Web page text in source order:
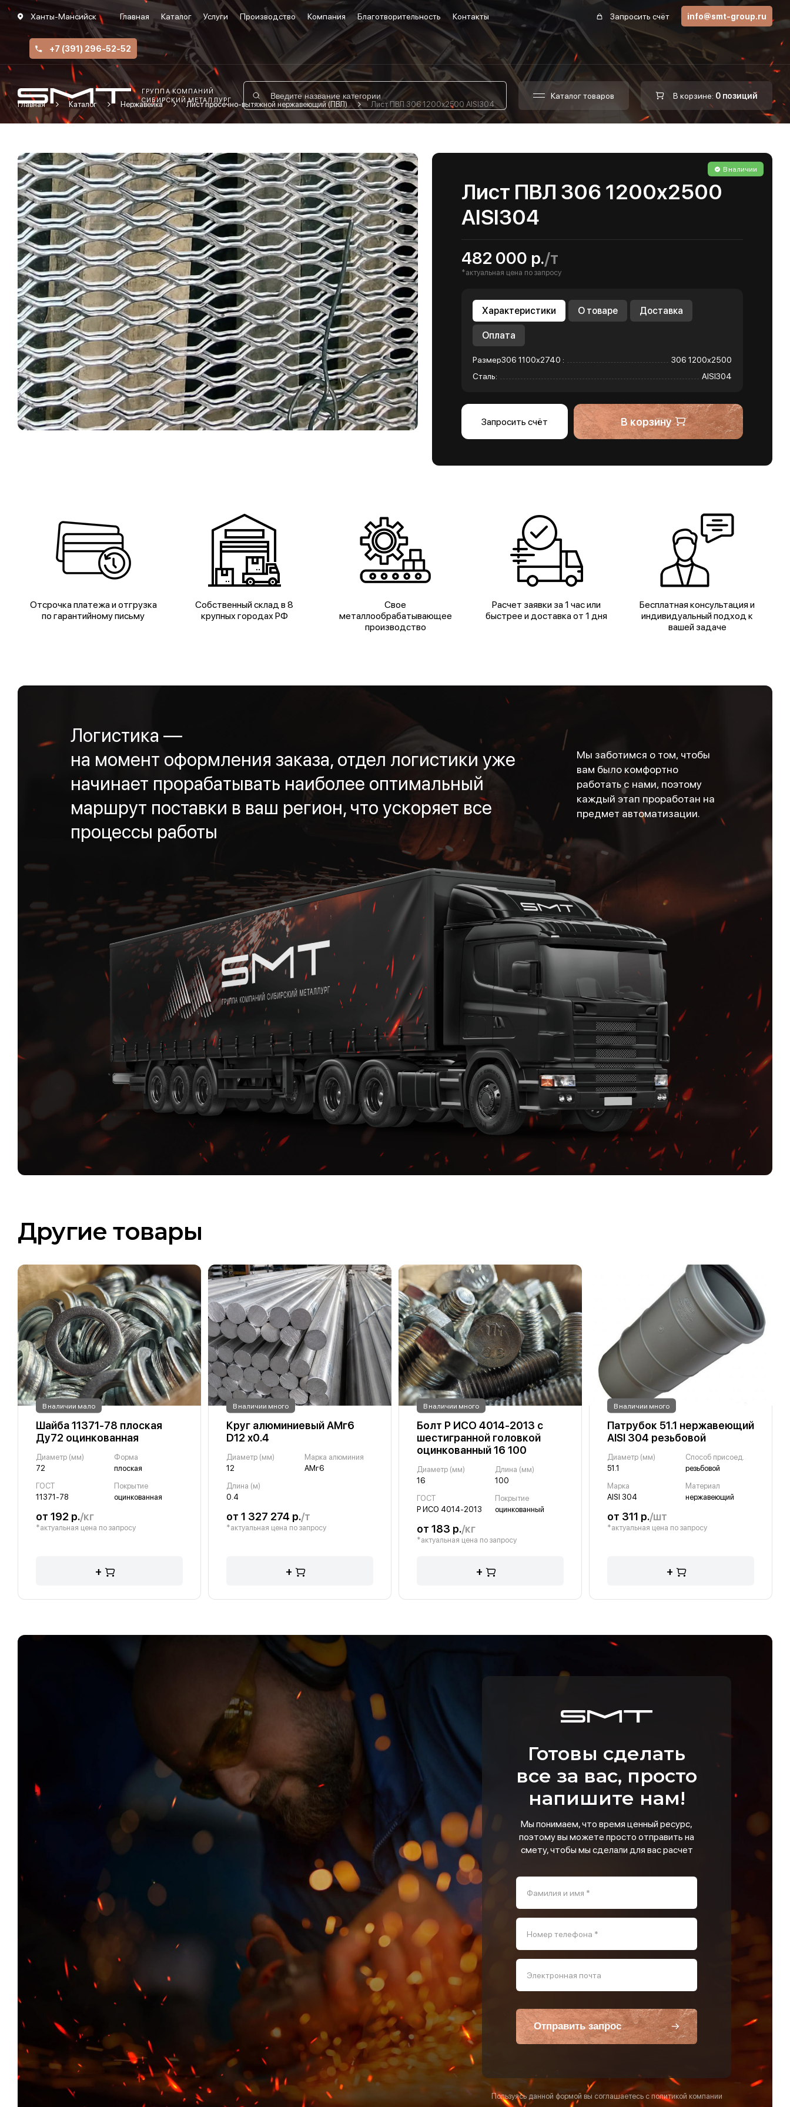
Ханты-Мансийск Главная Каталог Услуги Производство Компания Благотворительность Контакты Запросить счёт info@smt-group.ru
+7 (391) 296-52-52
ГРУППА КОМПАНИЙ
СИБИРСКИЙ МЕТАЛЛУРГ
Каталог товаров В корзине: 0 позиций
Главная Каталог Нержавейка Лист просечно-вытяжной нержавеющий (ПВЛ) Лист ПВЛ 306 1200х2500 AISI304
В наличии
Лист ПВЛ 306 1200х2500
AISI304
482 000 р./т
*актуальная цена по запросу
Характеристики О товаре Доставка
Оплата
Размер306 1100х2740 :
306 1200х2500
Сталь:
AISI304
Запросить счёт В корзину
Отсрочка платежа и отгрузка
по гарантийному письму
Собственный склад в 8
крупных городах РФ
Свое
металлообрабатывающее
производство
Расчет заявки за 1 час или
быстрее и доставка от 1 дня
Бесплатная консультация и
индивидуальный подход к
вашей задаче
Логистика —
на момент оформления заказа, отдел логистики уже
начинает прорабатывать наиболее оптимальный
маршрут поставки в ваш регион, что ускоряет все
процессы работы
Мы заботимся о том, чтобы
вам было комфортно
работать с нами, поэтому
каждый этап проработан на
предмет автоматизации.
Другие товары
В наличии мало
Шайба 11371-78 плоская
Ду72 оцинкованная
Диаметр (мм)
72
Форма
плоская
ГОСТ
11371-78
Покрытие
оцинкованная
от 192 р./кг
*актуальная цена по запросу
+
В наличии много
Круг алюминиевый АМг6
D12 х0.4
Диаметр (мм)
12
Марка алюминия
АМг6
Длина (м)
0.4
от 1 327 274 р./т
*актуальная цена по запросу
+
В наличии много
Болт Р ИСО 4014-2013 с
шестигранной головкой
оцинкованный 16 100
Диаметр (мм)
16
Длина (мм)
100
ГОСТ
Р ИСО 4014-2013
Покрытие
оцинкованный
от 183 р./кг
*актуальная цена по запросу
+
В наличии много
Патрубок 51.1 нержавеющий
AISI 304 резьбовой
Диаметр (мм)
51.1
Способ присоед.
резьбовой
Марка
AISI 304
Материал
нержавеющий
от 311 р./шт
*актуальная цена по запросу
+
Готовы сделать
все за вас, просто
напишите нам!
Мы понимаем, что время ценный ресурс,
поэтому вы можете просто отправить на
смету, чтобы мы сделали для вас расчет
Фамилия и имя *
Номер телефона *
Электронная почта
Отправить запрос
Пользуясь данной формой вы соглашаетесь с политикой компании